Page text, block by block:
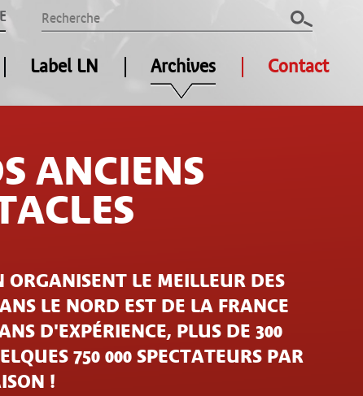
Label LN Archives Contact
ANCIENS
ORGANISENT LE MEILLEUR DES
LE NORD EST DE LA FRANCE
D'EXPÉRIENCE, PLUS DE 300
750 000 SPECTATEURS PAR
!